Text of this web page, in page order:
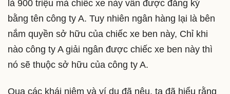
là 900 triệu mà chiếc xe này vẫn được đăng ký
bằng tên công ty A. Tuy nhiên ngân hàng lại là bên
nắm quyền sở hữu của chiếc xe ben này, Chỉ khi
nào công ty A giải ngân được chiếc xe ben này thì
nó sẽ thuộc sở hữu của công ty A.
Qua các khái niệm và ví dụ đã nêu, ta đã hiểu rằng